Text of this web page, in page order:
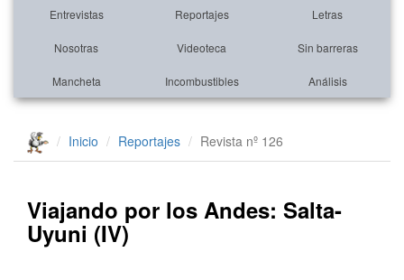
Entrevistas Reportajes Letras
Nosotras Videoteca Sin barreras
Mancheta Incombustibles Análisis
Inicio Reportajes Revista nº 126
Viajando por los Andes: Salta-
Uyuni (IV)